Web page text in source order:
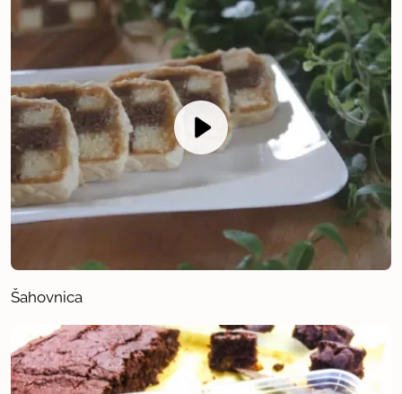
Šahovnica